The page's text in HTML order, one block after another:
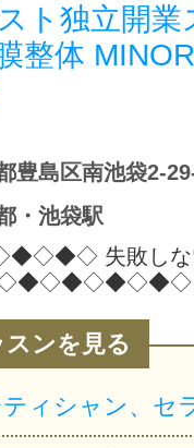
ト独立開
整体
・池袋駅
失敗しない
ンを見る